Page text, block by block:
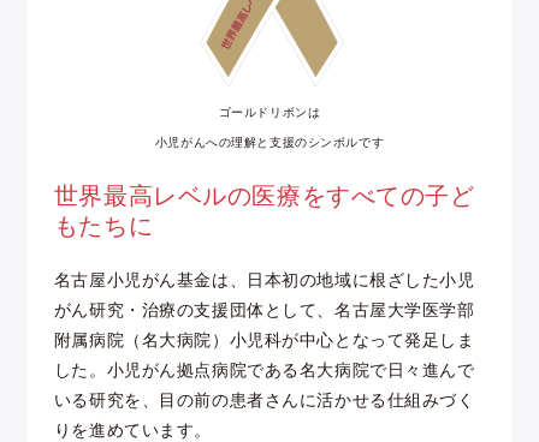
ゴールドリボンは
小児がんへの理解と支援のシンボルです
世界最高レベルの医療をすべての子ど
もたちに
名古屋小児がん基金は、日本初の地域に根ざした小児
がん研究・治療の支援団体として、名古屋大学医学部
附属病院（名大病院）小児科が中心となって発足しま
した。小児がん拠点病院である名大病院で日々進んで
いる研究を、目の前の患者さんに活かせる仕組みづく
りを進めています。